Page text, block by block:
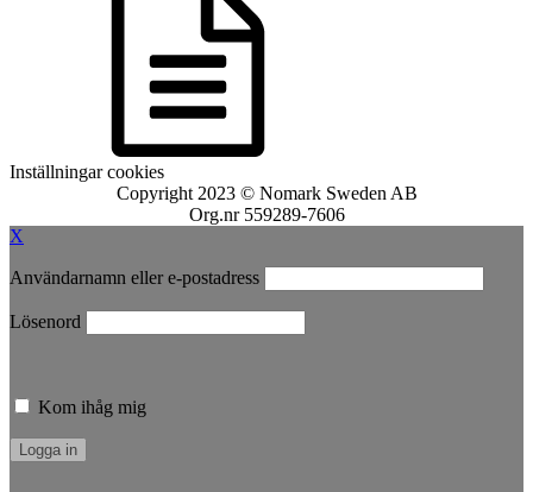
Inställningar cookies
Copyright 2023 © Nomark Sweden AB
Org.nr 559289-7606
X
Användarnamn eller e-postadress
Lösenord
Kom ihåg mig